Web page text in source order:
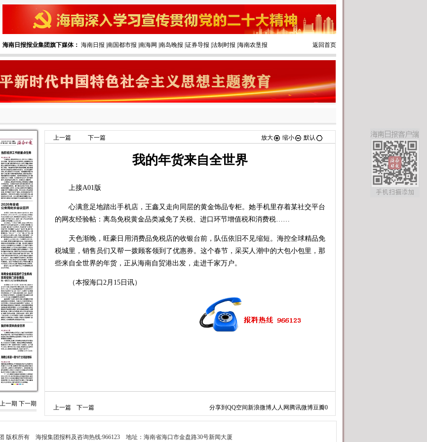
海南日报报业集团旗下媒体： 海南日报 南国都市报 南海网 南岛晚报 证券导报 法制时报 海南农垦报 返回首页
上一期 下一期
上一篇 下一篇 放大 缩小 默认
我的年货来自全世界
上接A01版
心满意足地踏出手机店，王鑫又走向同层的黄金饰品专柜。她手机里存着某社交平台
的网友经验帖：离岛免税黄金品类减免了关税、进口环节增值税和消费税……
天色渐晚，旺豪日用消费品免税店的收银台前，队伍依旧不见缩短。海控全球精品免
税城里，销售员们又帮一拨顾客领到了优惠券。这个春节，采买人潮中的大包小包里，那
些来自全世界的年货，正从海南自贸港出发，走进千家万户。
（本报海口2月15日讯）
上一篇 下一篇 分享到 QQ空间新浪微博人人网 腾讯微博豆瓣0